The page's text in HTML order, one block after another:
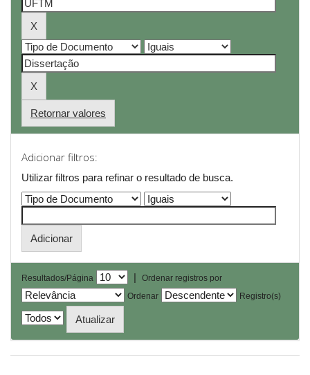
Retornar valores
Adicionar filtros:
Utilizar filtros para refinar o resultado de busca.
Resultados/Página |
Ordenar registros por
Ordenar
Registro(s)